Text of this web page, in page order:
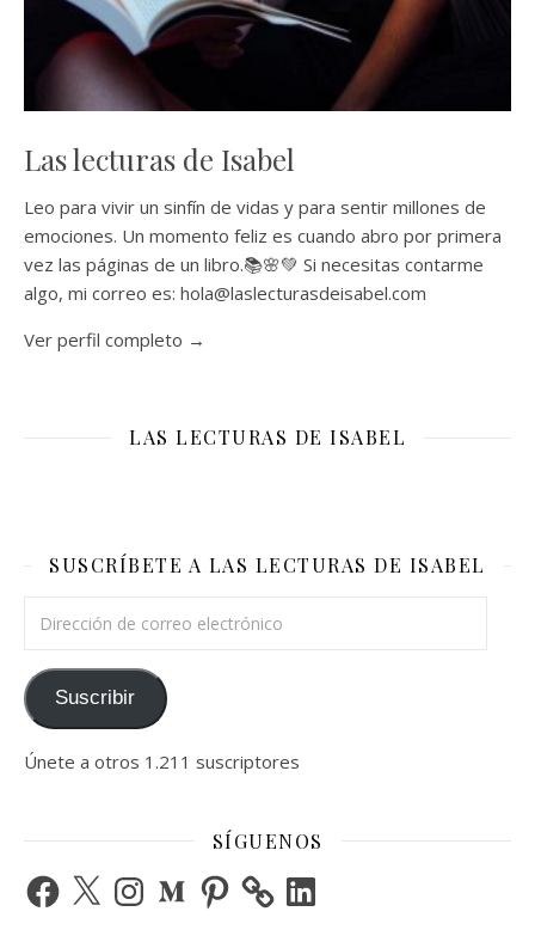
Las lecturas de Isabel
Leo para vivir un sinfín de vidas y para sentir millones de
emociones. Un momento feliz es cuando abro por primera
vez las páginas de un libro.📚🌸💚 Si necesitas contarme
algo, mi correo es: hola@laslecturasdeisabel.com
Ver perfil completo →
LAS LECTURAS DE ISABEL
SUSCRÍBETE A LAS LECTURAS DE ISABEL
Suscribir
Únete a otros 1.211 suscriptores
SÍGUENOS
Facebook
X InstagramMediumPinterest LinkedIn